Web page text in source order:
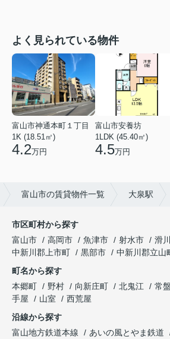
よく見られている物件
富山市神通本町１丁目
1K (18.51㎡)
4.2万円
富山市安養坊
1LDK (45.40㎡)
4.5万円
富山市の賃貸物件一覧 大泉駅
市区町村から探す
富山市
高岡市 魚津市 射水市
滑
中新川郡上市町
黒部市
中新川郡立山
町名から探す
本郷町
野村 向新庄町 北鬼江 常
手屋
山室
西荒屋
沿線から探す
富山地方鉄道本線
あいの風とやま鉄道